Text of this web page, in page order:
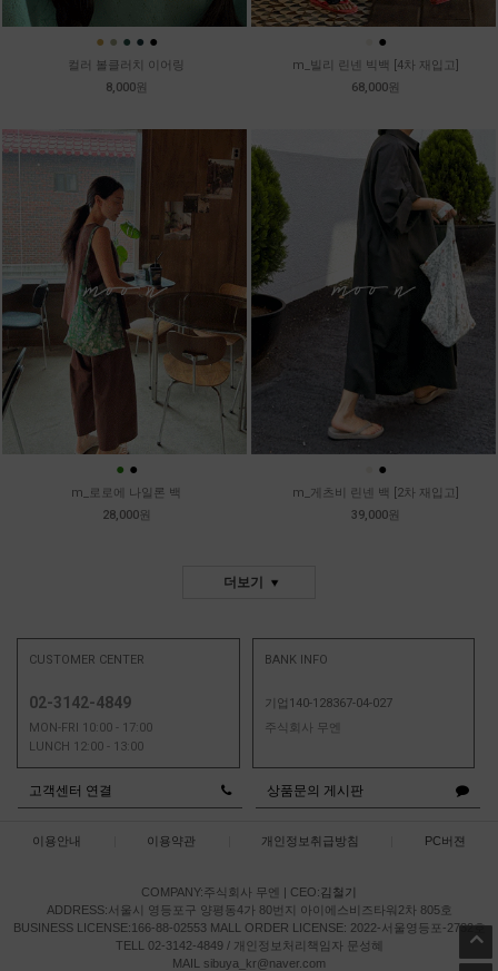
● ● ● ● ●
컬러 볼클러치 이어링
8,000원
●
m_빌리 린넨 빅백 [4차 재입고]
68,000원
● ●
m_로로에 나일론 백
28,000원
●
m_게츠비 린넨 백 [2차 재입고]
39,000원
더보기
CUSTOMER CENTER
02-3142-4849
MON-FRI 10:00 - 17:00
LUNCH 12:00 - 13:00
BANK INFO
기업140-128367-04-027
주식회사 무엔
고객센터 연결 상품문의 게시판
이용안내 이용약관 개인정보취급방침 PC버젼
COMPANY:주식회사 무엔 | CEO:김철기
ADDRESS:서울시 영등포구 양평동4가 80번지 아이에스비즈타워2차 805호
BUSINESS LICENSE:166-88-02553 MALL ORDER LICENSE: 2022-서울영등포-2732호
TELL 02-3142-4849 / 개인정보처리책임자 문성혜
MAIL sibuya_kr@naver.com